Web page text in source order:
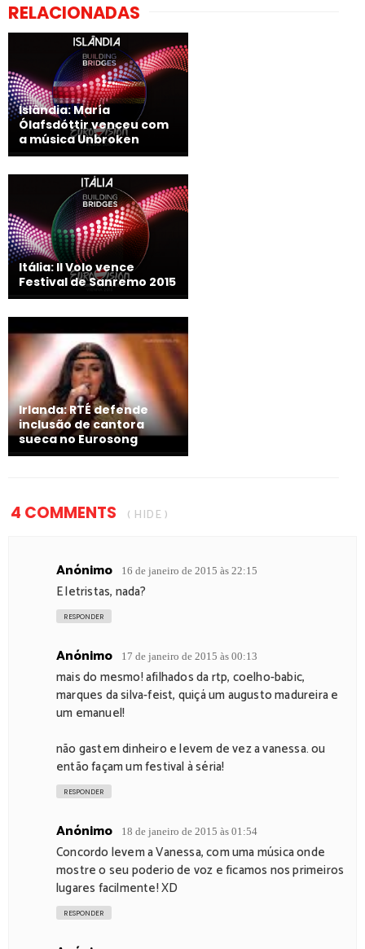
RELACIONADAS
Islândia: María
Ólafsdóttir venceu com
a música Unbroken
Itália: Il Volo vence
Festival de Sanremo 2015
Irlanda: RTÉ defende
inclusão de cantora
sueca no Eurosong
4 COMMENTS ( HIDE )
Anónimo 16 de janeiro de 2015 às 22:15
E letristas, nada?
RESPONDER
Anónimo 17 de janeiro de 2015 às 00:13
mais do mesmo! afilhados da rtp, coelho-babic,
marques da silva-feist, quiçá um augusto madureira e
um emanuel!
não gastem dinheiro e levem de vez a vanessa. ou
então façam um festival à séria!
RESPONDER
Anónimo 18 de janeiro de 2015 às 01:54
Concordo levem a Vanessa, com uma música onde
mostre o seu poderio de voz e ficamos nos primeiros
lugares facilmente! XD
RESPONDER